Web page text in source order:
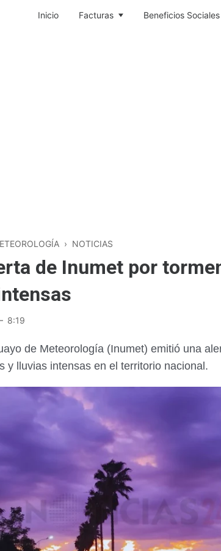
Inicio Facturas Beneficios Sociales
› NOTICIAS
de Inumet por
8:19
de Meteorología (Inumet) emitió una
y lluvias intensas en el territorio nacional.